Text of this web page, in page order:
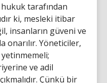
hukuk tarafından
ki, mesleki itibar
insanların güveni ve
onarılır. Yöneticiler,
ve adil
Çünkü bir